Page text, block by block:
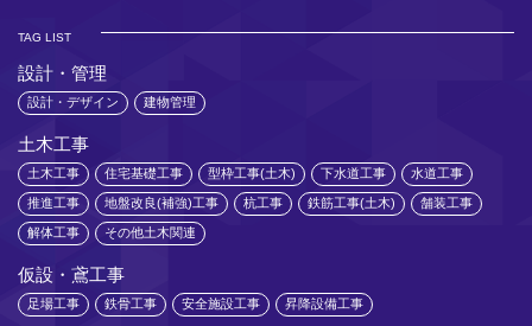
TAG LIST
設計・管理
設計・デザイン 建物管理
土木工事
土木工事 住宅基礎工事 型枠工事(土木) 下水道工事 水道工事
推進工事 地盤改良(補強)工事 杭工事 鉄筋工事(土木) 舗装工事
解体工事 その他土木関連
仮設・鳶工事
足場工事 鉄骨工事 安全施設工事 昇降設備工事